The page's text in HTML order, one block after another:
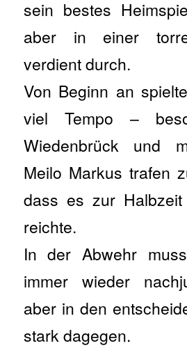
sein bestes
aber in einer
verdient durch.
Von Beginn an
viel Tempo –
Wiedenbrück und
Meilo Markus trafen
dass es zur
reichte.
In der Abwehr
immer wieder
aber in den
stark dagegen.